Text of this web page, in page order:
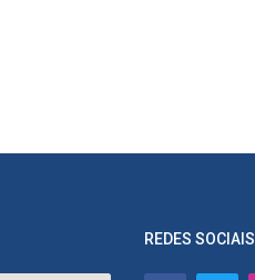
REDES SOCIAIS